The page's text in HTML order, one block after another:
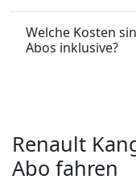
Welche Kosten
Abos inklusive?
Renault
Abo fahren